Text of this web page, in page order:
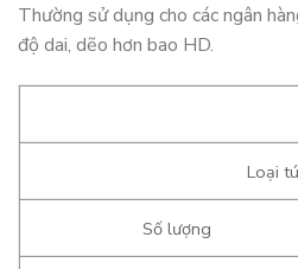
Thường sử dụng cho các ngân
độ dai, dẽo hơn bao HD.
Loại
Số lượng